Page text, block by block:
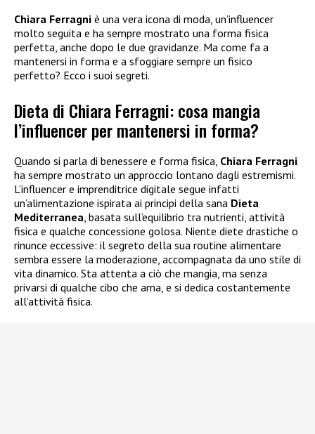
Chiara Ferragni è una vera icona di moda, un’influencer
molto seguita e ha sempre mostrato una forma fisica
perfetta, anche dopo le due gravidanze. Ma come fa a
mantenersi in forma e a sfoggiare sempre un fisico
perfetto? Ecco i suoi segreti.
Dieta di Chiara Ferragni: cosa mangia
l’influencer per mantenersi in forma?
Quando si parla di benessere e forma fisica, Chiara Ferragni
ha sempre mostrato un approccio lontano dagli estremismi.
L’influencer e imprenditrice digitale segue infatti
un’alimentazione ispirata ai principi della sana Dieta
Mediterranea, basata sull’equilibrio tra nutrienti, attività
fisica e qualche concessione golosa. Niente diete drastiche o
rinunce eccessive: il segreto della sua routine alimentare
sembra essere la moderazione, accompagnata da uno stile di
vita dinamico. Sta attenta a ciò che mangia, ma senza
privarsi di qualche cibo che ama, e si dedica costantemente
all’attività fisica.